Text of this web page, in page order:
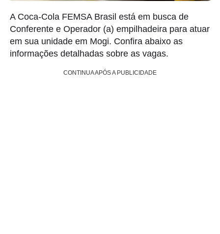
A Coca-Cola FEMSA Brasil está em busca de
Conferente e Operador (a) empilhadeira para atuar
em sua unidade em Mogi. Confira abaixo as
informações detalhadas sobre as vagas.
CONTINUA APÓS A PUBLICIDADE